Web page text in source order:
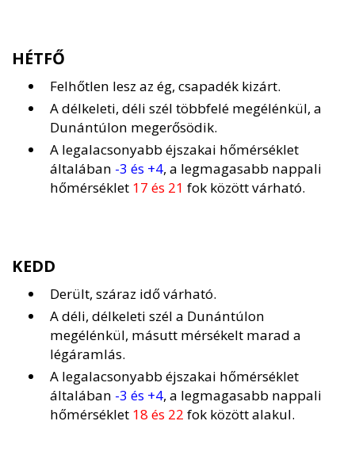
HÉTFŐ
Felhőtlen lesz az ég, csapadék kizárt.
A délkeleti, déli szél többfelé megélénkül, a
Dunántúlon megerősödik.
A legalacsonyabb éjszakai hőmérséklet
általában -3 és +4, a legmagasabb nappali
hőmérséklet 17 és 21 fok között várható.
KEDD
Derült, száraz idő várható.
A déli, délkeleti szél a Dunántúlon
megélénkül, másutt mérsékelt marad a
légáramlás.
A legalacsonyabb éjszakai hőmérséklet
általában -3 és +4, a legmagasabb nappali
hőmérséklet 18 és 22 fok között alakul.